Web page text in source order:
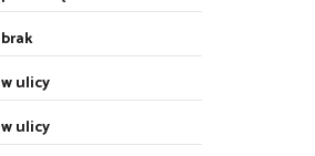
brak
w ulicy
w ulicy